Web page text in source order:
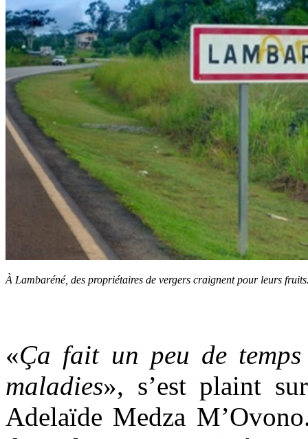
À Lambaréné, des propriétaires de vergers craignent pour leurs
«Ça fait un peu de
maladies», s’est plaint
Adelaïde Medza